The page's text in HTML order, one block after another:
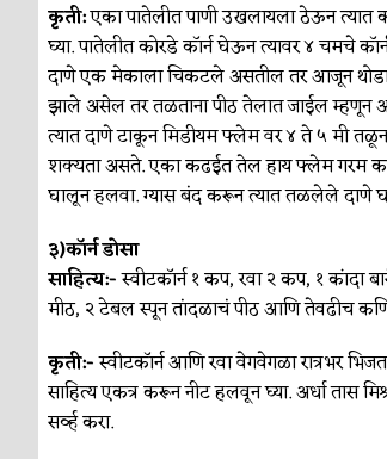
कृती:एका पातेलीत पाणी उखलायला ठेऊन त्यात
घ्या. पातेलीत कोरडे कॉर्न घेऊन त्यावर ४ चमचे
दाणे एक मेकाला चिकटले असतील तर आजून
झाले असेल तर तळताना पीठ तेलात जाईल म्हणून
त्यात दाणे टाकून मिडीयम फ्लेम वर ४ ते ५ मी
शक्यता असते. एका कढईत तेल हाय फ्लेम गरम करा
घालून हलवा. ग्यास बंद करून त्यात तळलेले दाणे
३)कॉर्न डोसा
साहित्य:-स्वीटकॉर्न १ कप, रवा २ कप, १ कांदा
मीठ, २ टेबल स्पून तांदळाचं पीठ आणि तेवढीच
कृती:-स्वीटकॉर्न आणि रवा वेगवेगळा रात्रभर
साहित्य एकत्र करून नीट हलवून घ्या. अर्धा तास
सर्व्ह करा.